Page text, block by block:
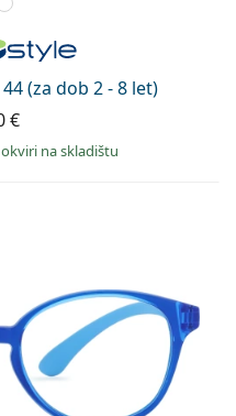
(za dob 2 - 8 let)
€
okviri na skladištu